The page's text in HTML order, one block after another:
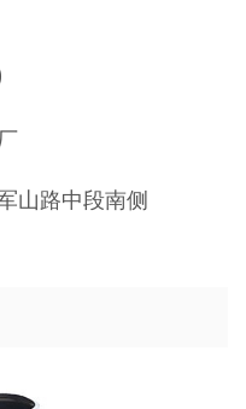
山路中段南侧